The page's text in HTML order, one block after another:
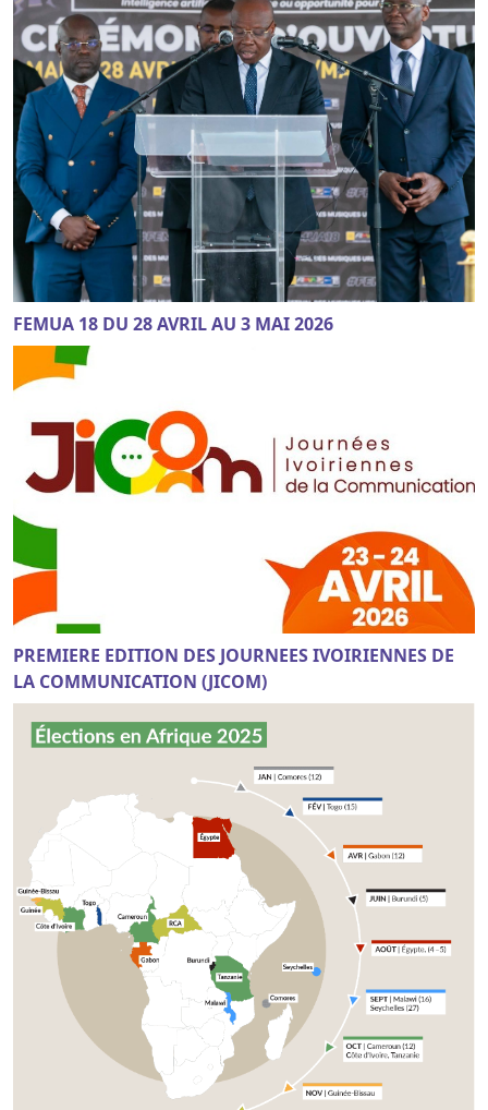
FEMUA 18 DU 28 AVRIL AU 3 MAI 2026
PREMIERE EDITION DES JOURNEES IVOIRIENNES DE
LA COMMUNICATION (JICOM)